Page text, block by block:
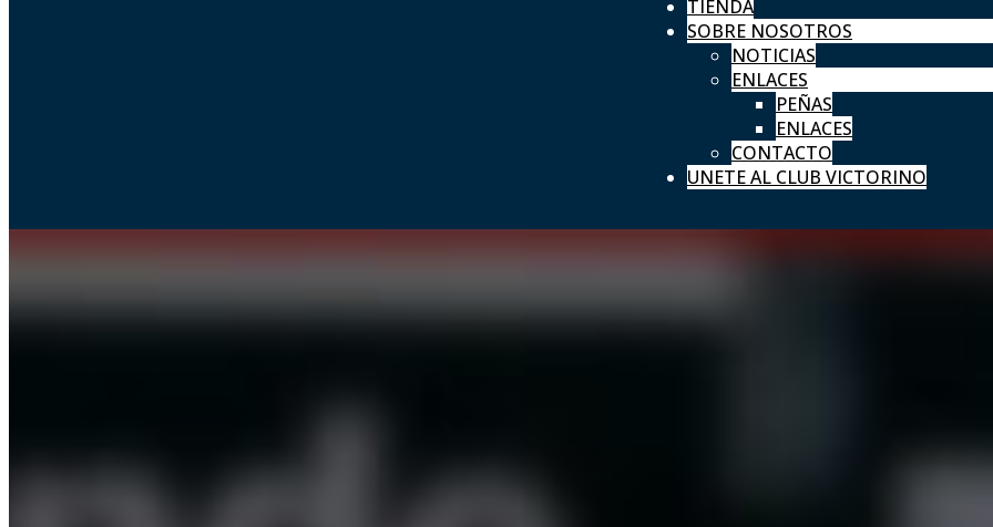
TIENDA
SOBRE NOSOTROS
NOTICIAS
ENLACES
PEÑAS
ENLACES
CONTACTO
UNETE AL CLUB VICTORINO